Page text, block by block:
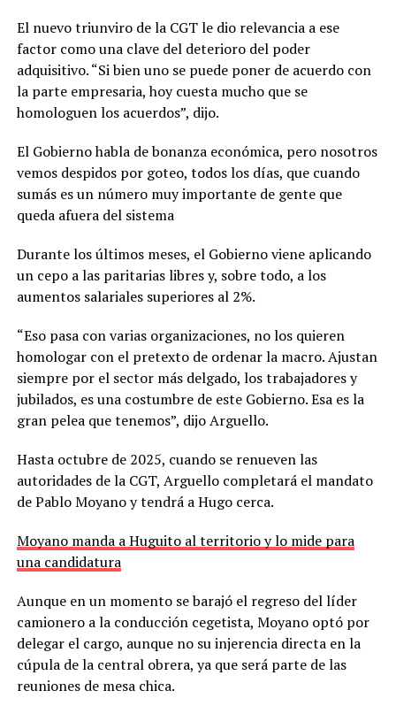
El nuevo triunviro de la CGT le dio relevancia a ese
factor como una clave del deterioro del poder
adquisitivo. “Si bien uno se puede poner de acuerdo con
la parte empresaria, hoy cuesta mucho que se
homologuen los acuerdos”, dijo.
El Gobierno habla de bonanza económica, pero nosotros
vemos despidos por goteo, todos los días, que cuando
sumás es un número muy importante de gente que
queda afuera del sistema
Durante los últimos meses, el Gobierno viene aplicando
un cepo a las paritarias libres y, sobre todo, a los
aumentos salariales superiores al 2%.
“Eso pasa con varias organizaciones, no los quieren
homologar con el pretexto de ordenar la macro. Ajustan
siempre por el sector más delgado, los trabajadores y
jubilados, es una costumbre de este Gobierno. Esa es la
gran pelea que tenemos”, dijo Arguello.
Hasta octubre de 2025, cuando se renueven las
autoridades de la CGT, Arguello completará el mandato
de Pablo Moyano y tendrá a Hugo cerca.
Moyano manda a Huguito al territorio y lo mide para
una candidatura
Aunque en un momento se barajó el regreso del líder
camionero a la conducción cegetista, Moyano optó por
delegar el cargo, aunque no su injerencia directa en la
cúpula de la central obrera, ya que será parte de las
reuniones de mesa chica.